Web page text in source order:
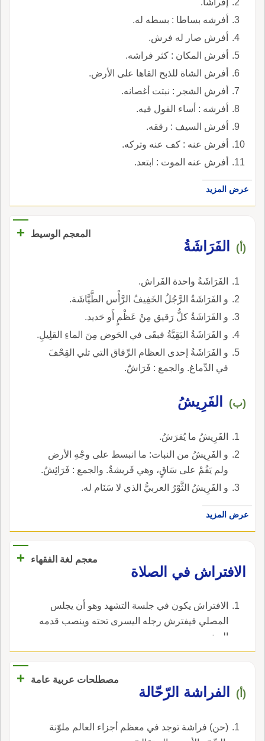
أفرشه بساطا : بسطه له.
أفرش صار له فرش.
أفرش المكان : كثر فراشه.
أفرش الشاة للذبح القاها على الأرض.
أفرش الشجر : نبتت أغصانه.
أفرشه : أساء القول فيه.
أفرش السيف : رققه.
أفرش عنه : كف عنه وتركه.
أفرش عنه الموت : ابتعد.
عرض المزيد
المعجم الوسيط +
(أ) الفَرَاشَةُ
الفَرَاشَةُ واحدة الفَراش.
و الفَرَاشَةُ الرَّجُلُ الخَفِيفُ الرَّأْس الطَّيَّاشَة.
و الفَرَاشَةُ كلُّ رَقيق مِنْ عَظْمٍ أَو حَديد.
و الفَرَاشَةُ البَقِيَّةُ فبقَى في الحَوض مِنَ الماءِ القلِيلِ.
و الفَرَاشَةُ إحدى العظام الرِّقاق التي تلي القِحْفَ
في الدِّماغ. والجمع : فَرَاشٌَ.
(ب) الفَرِيشُ
الفَرِيشُ ما يُفرَشُ.
و الفَرِيشُ من النبات: ما انبسط على وجْهِ الأرض
ولم يَقُمْ على سَاقٍ، وهي فَريشةٌ. والجمع : فَرَائِشُ.
و الفَرِيشُ الثَّوْرُ العربيُّ الذي لا سَنَام له.
عرض المزيد
معجم لغة الفقهاء
+
‏الافتراش في الصلاة‏
‏الافتراش يكون في جلسة التشهد وهو أن يجلس
المصلي فيفترش رجله اليسرى تحته وينصب قدمه
اليمنى‏.
مصطلحات عربية عامة +
(أ) الفراشة الرّحّالة
(حن) فراشة توجد في معظم أجزاء العالم ملوّنة